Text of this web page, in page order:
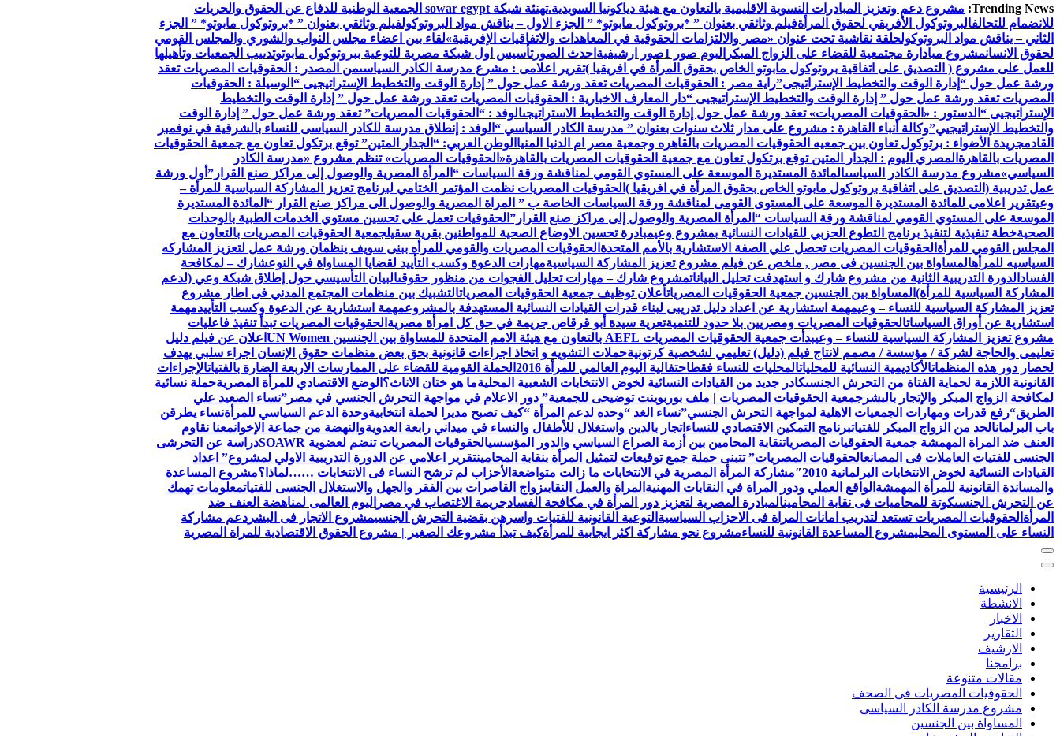
Trending News: مشروع دعم وتعزيز المبادرات النسوية الاقليمية بالتعاون مع هيئة دياكونيا السويدية.
تهنئة شبكة sowar egypt الجمعية الوطنية للدفاع عن الحقوق والحريات
للانضمام للتحالفالبروتوكول الأفريقي لحقوق المرأةفيلم وثائقي بعنوان ” *بروتوكول مابوتو* ” الجزء الاول – يناقش مواد البروتوكولفيلم وثائقي بعنوان ” *بروتوكول مابوتو* ” الجزء
الثاني – يناقش مواد البروتوكولحلقة نقاشية تحت عنوان «مصر والالتزامات الحقوقية في المعاهدات والاتفاقيات الإفريقية»لقاء بين اعضاء مجلس النواب والشوري والمجلس القومي
لحقوق الانسانمشروع مبادارة مجتمعية للقضاء على الزواج المبكر البوم صور 1 صور ارشيفية احدث الصورتأسيس اول شبكة مصرية للتوعية ببروتوكول مابوتوتدىيب الجمعيات وتأهيلها
للعمل على مشروع ( التصديق على اتفاقية بروتوكول مابوتو الخاص بحقوق المرأة في افريقيا )تقرير اعلامى : مشرع مدرسة الكادر السياسىمن المصدر : الحقوقيات المصريات تعقد
ورشة عمل حول “إدارة الوقت والتخطيط الإستراتيجى”راية مصر : الحقوقيات المصريات تعقد ورشة عمل حول ” إدارة الوقت والتخطيط الإستراتيجيى “ الوسيلة : الحقوقيات
المصريات تعقد ورشة عمل حول ” إدارة الوقت والتخطيط الإستراتيجيى “دار المعارف الاخبارية : الحقوقيات المصريات تعقد ورشة عمل حول ” إدارة الوقت والتخطيط
الإستراتيجيى “ الدستور : «الحقوقيات المصريات» تعقد ورشة عمل حول إدارة الوقت والتخطيط الاستراتيجىالوفد : “الحقوقيات المصريات” تعقد ورشة عمل حول ” إدارة الوقت
والتخطيط الإستراتيجيي”وكالة أنباء القاهرة : مشروع على مدار ثلاث سنوات بعنوان ” مدرسة الكادر السياسي “ الوفد : إنطلاق مدرسة للكادر السياسى للنساء بالشرقية في نوفمبر
القادمجريدة الأضواء : برتوكول تعاون بين جمعيه الحقوقيات المصريات بالقاهره وجمعية مصر ام الدنيا المنيا الوطن العربي: “الجدار المتين” توقع برتكول تعاون مع جمعية الحقوقيات
المصريات بالقاهرة المصري اليوم : الجدار المتين توقع برتكول تعاون مع جمعية الحقوقيات المصريات بالقاهرة«الحقوقيات المصريات» تنظم مشروع «مدرسة الكادر
السياسي»مشروع مدرسة الكادر السياسىالمائدة المستديرة الموسعة على المستوي القومي لمناقشة ورقة السياسات “المرأة المصرية والوصول إلى مراكز صنع القرار” أول ورشة
عمل تدريبية (التصديق على اتفاقية بروتوكول مابوتو الخاص بحقوق المرأة في افريقيا ) الحقوقيات المصريات نظمت المؤتمر الختامي لبرنامج تعزيز المشاركة السياسية للمرأة –
وعيتقرير اعلامى للمائدة المستديرة الموسعة على المستوى القومى لمناقشة ورقة السياسات الخاصة ب ” المراة المصرية والوصول الى مراكز صنع القرار “ المائدة المستديرة
الموسعة على المستوي القومي لمناقشة ورقة السياسات “المرأة المصرية والوصول إلى مراكز صنع القرار” الحقوقيات تعمل على تحسين مستوي الخدمات الطبية بالوحدات
الصحيةخطة تنفيذية لتنفيذ برنامج التطوع الحزبي للقيادات النسائية بمشروع وعيمبادرة تحسين الاوضاع الصحية للمواطنين بقرية سقيلجمعية الحقوقيات المصريات بالتعاون مع
المجلس القومي للمرأة الحقوقيات المصريات تحصل علي الصفة الاستشارية بالأمم المتحدة الحقوقيات المصريات والقومي للمرأه ببنى سويف ينظمان ورشة عمل لتعزيز المشاركه
السياسيه للمرأهالمساواة بين الجنسين فى مصر , ملخص عن فيلم مشروع تعزيز المشاركة السياسيةمهارات الدعوة وكسب التأييد لقضايا المساواة في النوعشارك – لمكافحة
الفساد الدورة التدريبية الثانية من مشروع شارك و استهدفت تحليل البياناتمشروع شارك – مهارات تحليل الفجوات من منظور حقوقىالبيان التأسيسي حول إطلاق شبكة وعي (لدعم
المشاركة السياسية للمرأة) المساواة بين الجنسين جمعية الحقوقيات المصرياتأعلان توظيف جمعية الحقوقيات المصرياتالتشبيك بين منظمات المجتمع المدني فى اطار مشروع
تعزيز المشاركة السياسية للنساء – وعيمهمة استشارية عن اعداد دليل تدريبى لبناء قدرات القيادات النسائية المستهدفة بالمشروعمهمة استشارية عن الدعوة وكسب التأييدمهمة
استشارية عن أوراق السياساتالحقوقيات المصريات ومصريين بلا حدود للتنميةتعرية سيدة أبو قرقاص جريمة في حق كل امرأة مصرية الحقوقيات المصريات تبدأ تنفيذ فاعليات
مشروع تعزيز المشاركة السياسية للنساء – وعيبدأت جمعية الحقوقيات المصريات AEFL بالتعاون مع هيئة الامم المتحدة للمساواة بين الجنسين UN Women
اعلان عن فيلم دليل
تعليمى والحاجة لشركة / مؤسسة / مصمم لانتاج فيلم (دليل) تعليمي لشخصية كرتونيةحملات التشويه و اتخاذ اجراءات قانونية بحق بعض منظمات حقوق الإنسان اجراء سلبي يهدف
لحصار دور هذه المنظماتالأكاديمية النسائية للمحلياتالمحليات للنساء فقطاحتفالية اليوم العالمي للمرأة 2016 الحملة القومية للقضاء على الممارسات الاربعة الضارة بالفتياتالإجراءات
القانونية اللازمة لحماية الفتاة من التحرش الجنسىكادر جديد من القيادات النسائية لخوض الانتخابات الشعبية المحليةما هو ختان الاناث؟ الوضع الاقتصادي للمرأة المصريةحملة نسائية
لمكافحة الزواج المبكر والإتجار بالبشر جمعية الحقوقيات المصريات | ملف بوربوينت توضيحى للجمعية” دور الاعلام في مواجهة التحرش الجنسي في مصر”نساء الصعيد علي
الطريق“رفع قدرات ومهارات الجمعيات الاهلية لمواجهة التحرش الجنسي”نساء الغد “وحده لدعم المرأة “كيف تصبح مديرا لحملة انتخابيةوحدة الدعم السياسي للمرأةنساء يطرقن
باب البرلمانالحد من الزواج المبكر للفتياتبرنامج التمكين الاقتصادي للنساء اتجار بالدين واستغلال للأطفال والنساء في ميداني رابعة العدويةوالنهضة من جماعة الإخوانمعنا نقاوم
العنف ضد المراة المهمشة جمعية الحقوقيات المصرياتنقابة المحامين بين أزمة الصراع السياسي والدور المؤسسيالحقوقيات المصريات تنضم لعضوية SOAWR
دراسة عن التحرشى
الجنسى للفتيات العاملات فى المصانعالحقوقيات المصريات” تتبنى حملة جمع توقيعات لتمثيل المرأة بنقابة المحامينتقرير اعلامي عن الدورة التدريبية الاولي لمشروع” اعداد
القيادات النسائية لخوض الانتخابات البرلمانية 2010″
مشاركة المرأة المصرية في الانتخابات ما زالت متواضعة الأحزاب لم ترشح النساء فى الانتخابات ……لماذا؟مشروع المساعدة
والمساندة القانونية للمرأة المهمشة الواقع العملي ودور المراة في النقابات المهنية المراة والعمل النقابىزواج القاصرات بين الفقر والجهل والاستغلال الجنسى للفتياتمعلومات تهمك
عن التحرش الجنسىكوتة للمحاميات فى نقابة المحامينالمبادرة المصرية لتعزيز دور المرأة في مكافحة الفسادجريمة الاغتصاب في مصر اليوم العالمى لمناهضة العنف ضد
المرأة الحقوقيات المصريات تستعد لتدريب امانات المراة فى الاحزاب السياسية التوعية القانونية للفتيات واسرهن بقضية التحرش الجنسيمشروع الاتجار فى البشر دعم مشاركة
النساء على المستوى المحليمشروع المساعدة القانونية للنساءمشروع نحو مشاركة اكثر ايجابية للمرأةكيف تبدأ مشروعك الصغير | مشروع الحقوق الاقتصادية للمراة المصرية
الرئيسية
الانشطة
الاخبار
التقارير
الارشيف
برامجنا
مقالات متنوعة
الحقوقيات المصريات فى الصحف
مشروع مدرسة الكادر السياسى
المساواة بين الجنسين